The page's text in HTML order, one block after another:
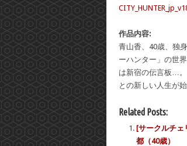
作品内容:
青山香、40歳、独
ーハンター」の世
は新宿の伝言板…
との新しい人生が始
Related Posts:
[サークルチェ
都（40歳）